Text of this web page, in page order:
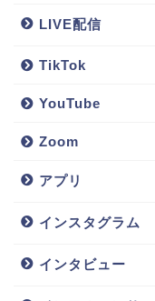
LIVE配信
TikTok
YouTube
Zoom
アプリ
インスタグラム
インタビュー